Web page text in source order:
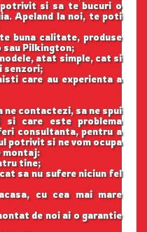
si sa te bucuri o
Apeland la noi, te poti
buna calitate, produse
sau Pilkington;
atat simple, cat si
senzori;
care au experienta a
ne contactezi, sa ne spui
si care este problema
consultanta, pentru a
potrivit si ne vom ocupa
montaj:
tine;
sa nu sufere niciun fel
cu cea mai mare
de noi ai o garantie